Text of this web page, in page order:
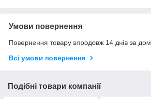
Умови повернення
Повернення товару впродовж 14 днів за
Всі умови повернення
Подібні товари компанії